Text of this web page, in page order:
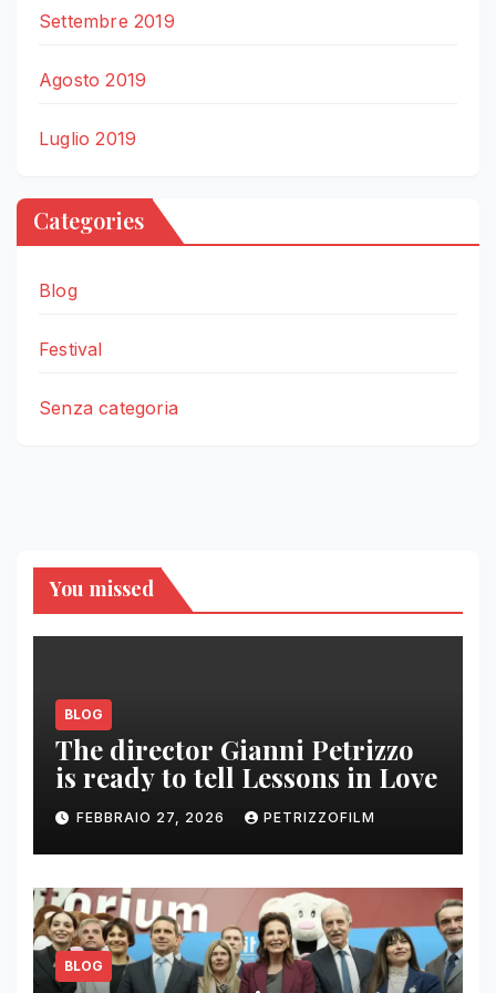
Settembre 2019
Agosto 2019
Luglio 2019
Categories
Blog
Festival
Senza categoria
You missed
BLOG
The director Gianni Petrizzo
is ready to tell Lessons in Love
FEBBRAIO 27, 2026 PETRIZZOFILM
BLOG